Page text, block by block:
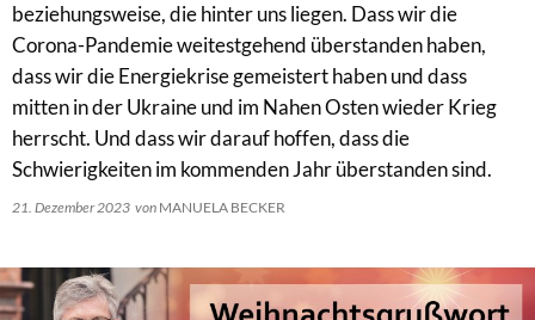
beziehungsweise, die hinter uns liegen. Dass wir die
Corona-Pandemie weitestgehend überstanden haben,
dass wir die Energiekrise gemeistert haben und dass
mitten in der Ukraine und im Nahen Osten wieder Krieg
herrscht. Und dass wir darauf hoffen, dass die
Schwierigkeiten im kommenden Jahr überstanden sind.
21. Dezember 2023 von MANUELA BECKER